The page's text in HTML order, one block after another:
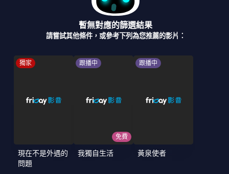
暫無對應的篩選結果
請嘗試其他條件，或參考下列為您推薦的影片：
獨家
現在不是外遇的
問題
跟播中
免費
我獨自生活
跟播中
黃泉使者